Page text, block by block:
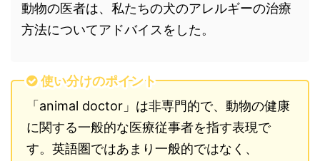
動物の医者は、私たちの犬のアレルギーの治療
方法についてアドバイスをした。
使い分けのポイント
「animal doctor」は非専門的で、動物の健康
に関する一般的な医療従事者を指す表現で
す。英語圏ではあまり一般的ではなく、